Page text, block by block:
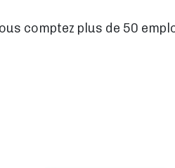
comptez plus de 50